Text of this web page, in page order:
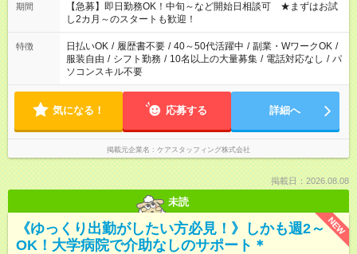
期間
【急募】即日勤務OK！中旬～など開始日相談可 ★まずはお試
し2カ月～のスタートも歓迎！
特徴 日払いOK / 履歴書不要 / 40～50代活躍中 / 副業・WワークOK /
服装自由 / シフト勤務 / 10名以上の大量募集 / 電話対応なし / パ
ソコンスキル不要
気になる！ 応募する 詳細へ
掲載元企業名 ケアスタッフィング株式会社
掲載日：2026.08.08
未読
NEW
《ゆっくり出勤がしたい方必見！》しかも週2～
OK！大学病院で介助なしのサポート＊